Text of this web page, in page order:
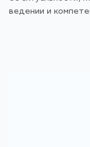
ведении и